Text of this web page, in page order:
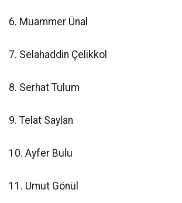
6. Muammer Ünal
7. Selahaddin Çelikkol
8. Serhat Tulum
9. Telat Saylan
10. Ayfer Bulu
11. Umut Gönül